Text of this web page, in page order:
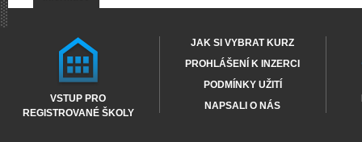
VSTUP PRO
REGISTROVANÉ ŠKOLY
JAK SI VYBRAT KURZ
PROHLÁŠENÍ K INZERCI
PODMÍNKY UŽITÍ
NAPSALI O NÁS